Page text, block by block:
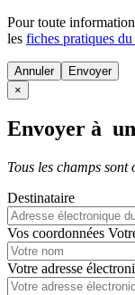
Pour toute
les fiches pratiques
Annuler
×
Envoyer à
Tous les champs sont
Destinataire
Vos coordonnées
Votre adresse